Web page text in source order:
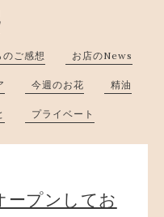
のご感想 お店のNews
今週のお花 精油
プライベート
ープンしてお